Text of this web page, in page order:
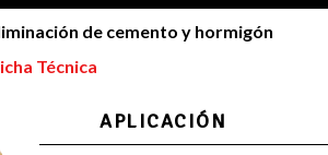
de cemento y hormigón
Técnica
APLICACIÓN